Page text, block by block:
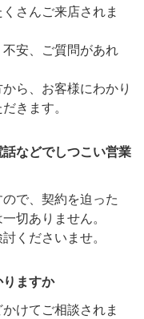
さんご来店されま
安、ご質問があれ
ら、お客様にわかり
きます。
などでしつこい営業
で、契約を迫った
切ありません。
くださいませ。
りますか
けてご相談されま